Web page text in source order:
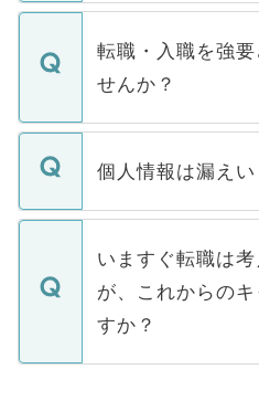
ます。通常、5営業
いただきますので
い。
マイナビDOCTOR
うち約3割は、Web
けない「非公開求
下記の理由によっ
ません。
■応募殺到を避ける
関を公にしてしま
に、医療機関が求
みを人材紹介会社
ています。
転職・入職を強
せんか？
転職・入職を強要
ん。また、仮に応
定を承諾する必要
の辞退の連絡はキ
ますので、ご安心
個人情報は漏えい
個人情報が漏えい
で、ご安心くださ
などで収集したご
ご本人のキャリア
支援を目的に使用
ているすべての個
いますぐ転職は
が、これからの
すか？